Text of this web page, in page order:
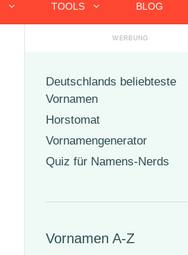
TOOLS BLOG
Deutschlands beliebteste
Vornamen
Horstomat
Vornamengenerator
Quiz für Namens-Nerds
Vornamen A-Z